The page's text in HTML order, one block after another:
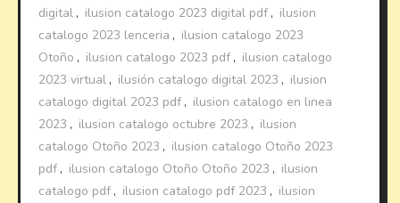
digital , ilusion catalogo 2023 digital pdf , ilusion
catalogo 2023 lenceria , ilusion catalogo 2023
Otoño , ilusion catalogo 2023 pdf , ilusion catalogo
2023 virtual , ilusión catalogo digital 2023 , ilusion
catalogo digital 2023 pdf , ilusion catalogo en linea
2023 , ilusion catalogo octubre 2023 , ilusion
catalogo Otoño 2023 , ilusion catalogo Otoño 2023
pdf , ilusion catalogo Otoño Otoño 2023 , ilusion
catalogo pdf , ilusion catalogo pdf 2023 , ilusion